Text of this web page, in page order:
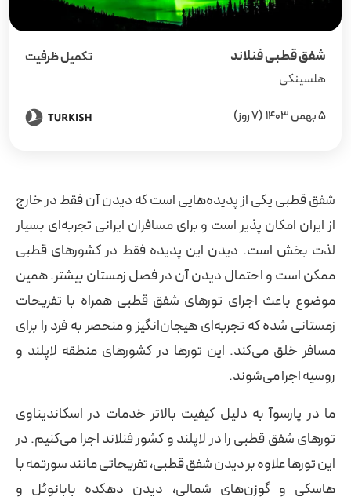
شفق قطبی فنلاند
تکمیل ظرفیت
هلسینکی
5 بهمن 1403 (7 روز)
شفق قطبی یکی از پدیده‌هایی است که دیدن آن فقط در خارج
از ایران امکان پذیر است و برای مسافران ایرانی تجربه‌ای بسیار
لذت بخش است. دیدن این پدیده فقط در کشورهای قطبی
ممکن است و احتمال دیدن آن در فصل زمستان بیشتر. همین
موضوع باعث اجرای تورهای شفق قطبی همراه با تفریحات
زمستانی شده که تجربه‌ای هیجان‌انگیز و منحصر به فرد را برای
مسافر خلق می‌کند. این تورها در کشورهای منطقه لاپلند و
روسیه اجرا می‌شوند.
ما در پارسوآ به دلیل کیفیت بالاتر خدمات در اسکاندیناوی
تورهای شفق قطبی را در لاپلند و کشور فنلاند اجرا می‌کنیم. در
این تورها علاوه بر دیدن شفق قطبی، تفریحاتی مانند سورتمه با
هاسکی و گوزن‌های شمالی، دیدن دهکده بابانوئل و